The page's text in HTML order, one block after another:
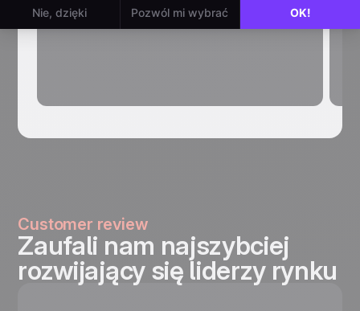
odstępie. Aktywacje rosną. Obciążenie
supportu spada.
Customer review
Zaufali nam najszybciej
rozwijający się liderzy rynku